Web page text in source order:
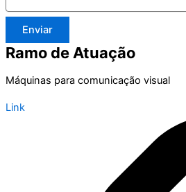
Enviar
Ramo de Atuação
Máquinas para comunicação visual
Link